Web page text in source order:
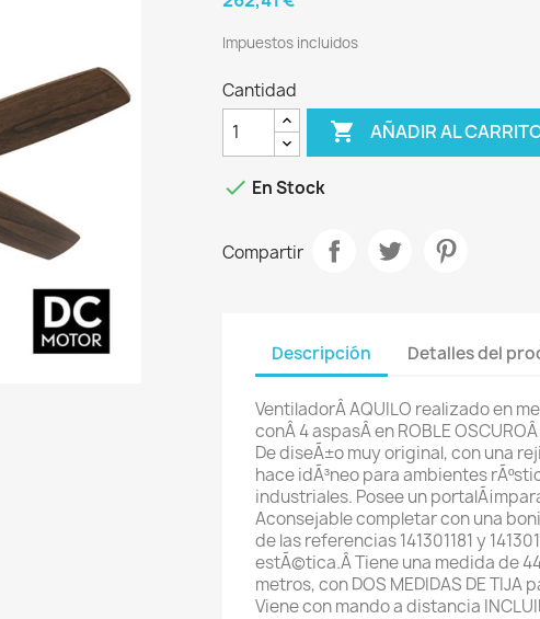
Impuestos incluidos
Cantidad
 AÑADIR AL
 En Stock
Compartir
Descripción Detalles del
VentiladorÂ AQUILO realizado en
conÂ 4 aspasÂ en ROBLE
De diseÃ±o muy original, con una
hace idÃ³neo para ambientes
industriales. Posee un
Aconsejable completar con una
de las referencias 141301181 y
estÃ©tica.ÂTiene una medida de
metros, con DOS MEDIDAS DE
Viene con mando a distancia